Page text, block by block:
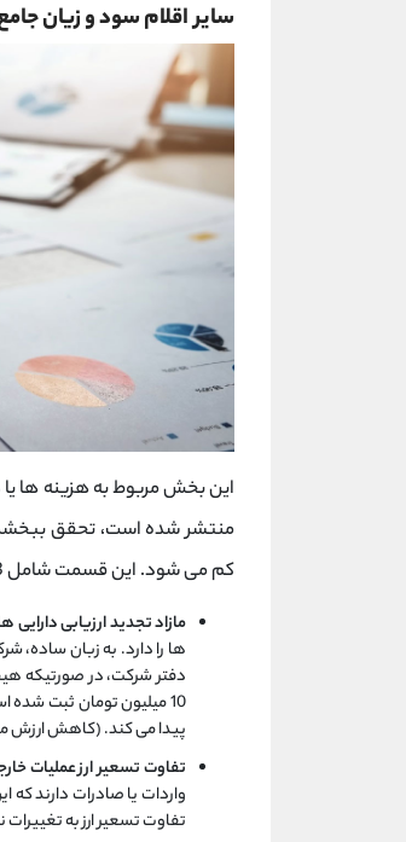
سایر اقلام سود و زیان
این بخش مربوط به هزینه ها
منتشر شده است، تحقق
کم می شود. این قسمت شامل 3 بخش می شود:
مازاد تجدید ارزیابی دارایی
10 میلیون تومان ثبت
پیدا می کند. (کاهش ارزش
تفاوت تسعیر ارز عملیات
واردات یا صادرات دارند
تفاوت تسعیر ارز به تغییرات